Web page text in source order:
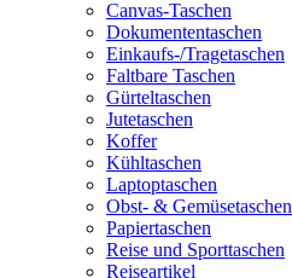
Canvas-Taschen
Dokumententaschen
Einkaufs-/Tragetaschen
Faltbare Taschen
Gürteltaschen
Jutetaschen
Koffer
Kühltaschen
Laptoptaschen
Obst- & Gemüsetaschen
Papiertaschen
Reise und Sporttaschen
Reiseartikel